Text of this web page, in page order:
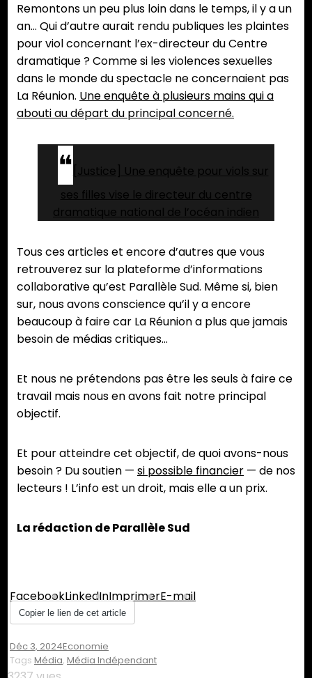
Remontons un peu plus loin dans le temps, il y a un
an… Qui d’autre aurait rendu publiques les plaintes
pour viol concernant l’ex-directeur du Centre
dramatique ? Comme si les violences sexuelles
dans le monde du spectacle ne concernaient pas
La Réunion. Une enquête à plusieurs mains qui a
abouti au départ du principal concerné.
[Justice] Une enquête pour viols sur
ses filles vise le directeur du centre
dramatique national de l’océan indien
Tous ces articles et encore d’autres que vous
retrouverez sur la plateforme d’informations
collaborative qu’est Parallèle Sud. Même si, bien
sur, nous avons conscience qu’il y a encore
beaucoup à faire car La Réunion a plus que jamais
besoin de médias critiques…
Et nous ne prétendons pas être les seuls à faire ce
travail mais nous en avons fait notre principal
objectif.
Et pour atteindre cet objectif, de quoi avons-nous
besoin ? Du soutien — si possible financier — de nos
lecteurs ! L’info est un droit, mais elle a un prix.
La rédaction de Parallèle Sud
FacebookLinkedInImprimerE-mail
Copier le lien de cet article
Déc 3, 2024Economie
Tags Média, Média Indépendant